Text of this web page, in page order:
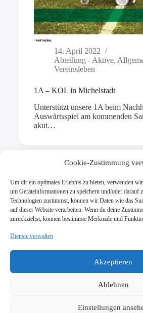
Cookie-Zustimmung
Um dir ein optimales Erlebnis zu bieten, verwenden
um Geräteinformationen zu speichern und/oder darauf
Technologien zustimmst, können wir Daten wie das
auf dieser Website verarbeiten. Wenn du deine
zurückziehst, können bestimmte Merkmale und
Dienste verwalten
Akzeptieren
Ablehnen
Einstellungen
14. April 2022
Abteilung - Aktive,
Vereinsleben
1A – KOL in Michelstadt
Unterstützt unsere 1A beim
Auswärtsspiel am kommenden
akut…
Mehr laden
SV Viktoria Klein-Zimmern 1945
Impressum